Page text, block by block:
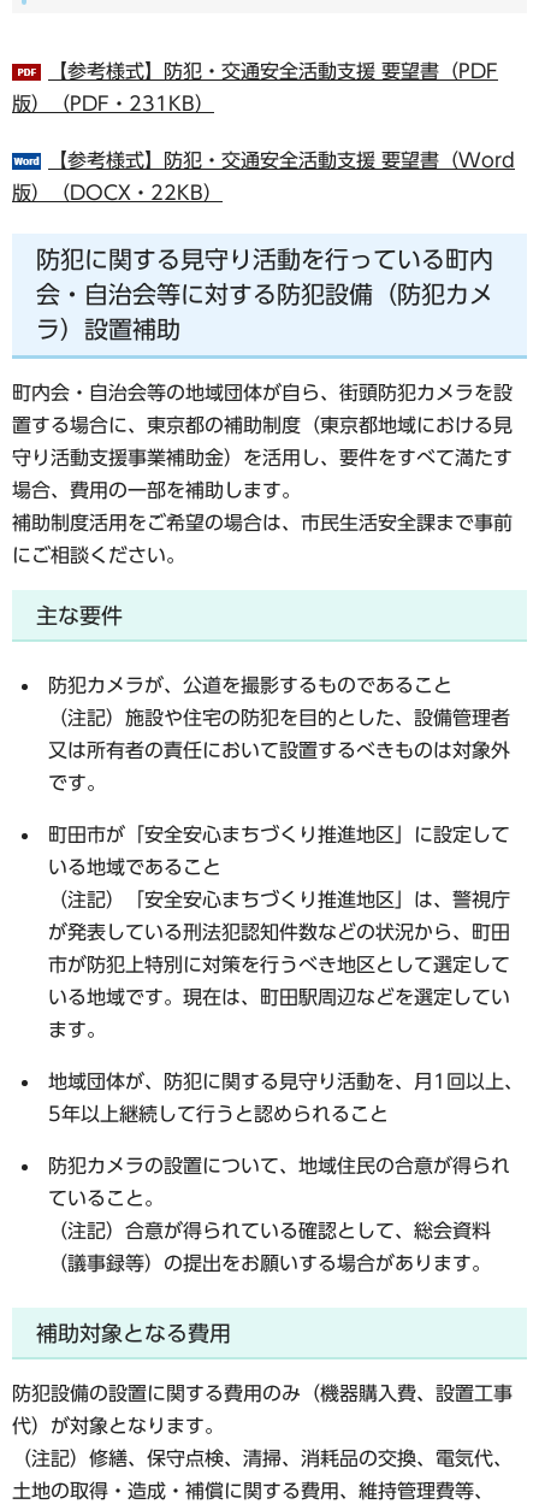
【参考様式】防犯・交通安全活動支援 要望書（PDF
版）（PDF・231KB）
【参考様式】防犯・交通安全活動支援 要望書（Word
版）（DOCX・22KB）
防犯に関する見守り活動を行っている町内
会・自治会等に対する防犯設備（防犯カメ
ラ）設置補助
町内会・自治会等の地域団体が自ら、街頭防犯カメラを設
置する場合に、東京都の補助制度（東京都地域における見
守り活動支援事業補助金）を活用し、 要件をすべて満たす
場合、費用の一部を補助します。
補助制度活用をご希望の場合は、市民生活安全課まで事前
にご相談ください。
主な要件
防犯カメラが、公道を撮影するものであること
（注記）施設や住宅の防犯を目的とした、設備管理者
又は所有者の責任において設置するべきものは対象外
です。
町田市が「安全安心まちづくり推進地区」に設定して
いる地域であること
（注記）「安全安心まちづくり推進地区」は、警視庁
が発表している刑法犯認知件数などの状況から、町田
市が防犯上特別に対策を行うべき地区として選定して
いる地域です。現在は、町田駅周辺などを選定してい
ます。
地域団体が、防犯に関する見守り活動を、月1回以上、
5年以上継続して行うと認められること
防犯カメラの設置について、地域住民の合意が得られ
ていること。
（注記）合意が得られている確認として、総会資料
（議事録等）の提出をお願いする場合があります。
補助対象となる費用
防犯設備の設置に関する費用のみ（機器購入費、設置工事
代）が対象となります。
（注記）修繕、保守点検、清掃、消耗品の交換、電気代、
土地の取得・造成・補償に関する費用、維持管理費等、